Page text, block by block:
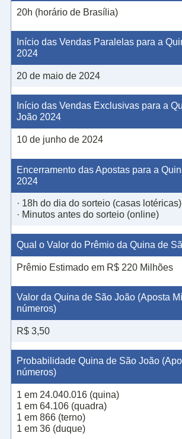
20h (horário de Brasília)
Início das Vendas Paralelas para a
2024
20 de maio de 2024
Início das Vendas Exclusivas para a
João 2024
10 de junho de 2024
Encerramento das Apostas para a
2024
· 18h do dia do sorteio (casas lotéricas)
· Minutos antes do sorteio (online)
Qual o Valor do Prêmio da Quina de
Prêmio Estimado em R$ 220 Milhões
Valor da Quina de São João (Aposta
números)
R$ 3,50
Probabilidade Quina de São João
números)
1 em 24.040.016 (quina)
1 em 64.106 (quadra)
1 em 866 (terno)
1 em 36 (duque)